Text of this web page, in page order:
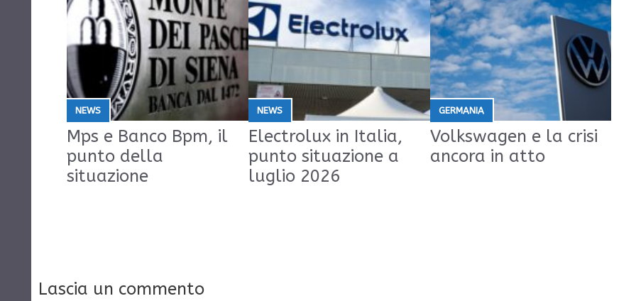
NEWS
Mps e Banco Bpm, il
punto della
situazione
NEWS
Electrolux in Italia,
punto situazione a
luglio 2026
GERMANIA
Volkswagen e la crisi
ancora in atto
Lascia un commento